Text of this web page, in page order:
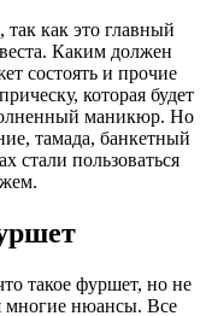
как это главный
Каким должен
состоять и прочие
которая будет
маникюр. Но
тамада, банкетный
стали пользоваться
такое фуршет, но не
многие нюансы. Все